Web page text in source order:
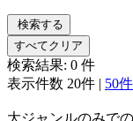
検索する
すべてクリア
検索結果: 0 件
表示件数 20件 | 50件
大ジャンルのみで